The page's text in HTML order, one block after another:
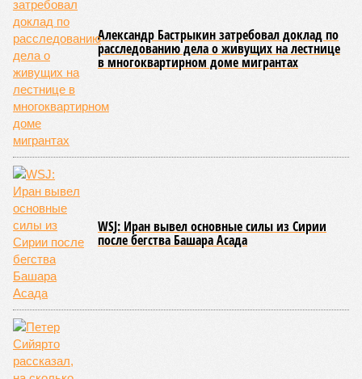
Александр Бастрыкин затребовал доклад по
расследованию дела о живущих на лестнице
в многоквартирном доме мигрантах
WSJ: Иран вывел основные силы из Сирии
после бегства Башара Асада